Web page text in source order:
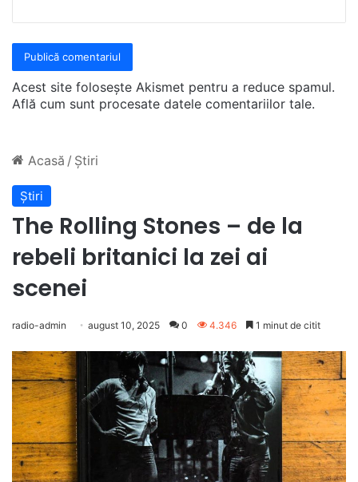
Acest site folosește Akismet pentru a reduce spamul.
Află cum sunt procesate datele comentariilor tale.